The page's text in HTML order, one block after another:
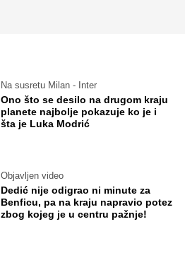
Na susretu Milan - Inter
Ono što se desilo na drugom kraju
planete najbolje pokazuje ko je i
šta je Luka Modrić
Objavljen video
Dedić nije odigrao ni minute za
Benficu, pa na kraju napravio potez
zbog kojeg je u centru pažnje!